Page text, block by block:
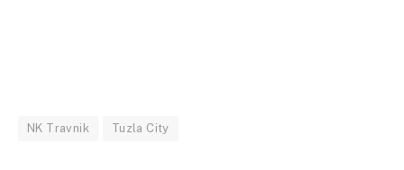
NK Travnik Tuzla City